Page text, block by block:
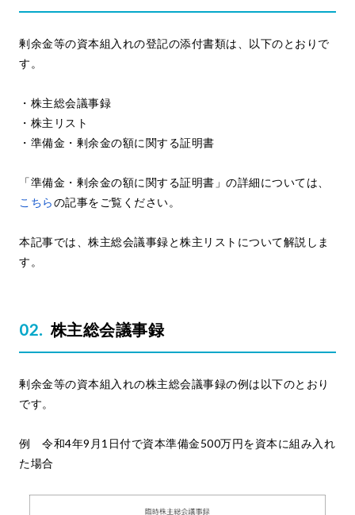
剰余金等の資本組入れの登記の添付書類は、以下のとおりで
す。
・株主総会議事録
・株主リスト
・準備金・剰余金の額に関する証明書
「準備金・剰余金の額に関する証明書」の詳細については、
こちらの記事をご覧ください。
本記事では、株主総会議事録と株主リストについて解説しま
す。
株主総会議事録
剰余金等の資本組入れの株主総会議事録の例は以下のとおり
です。
例 令和4年9月1日付で資本準備金500万円を資本に組み入れ
た場合